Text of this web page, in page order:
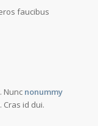
faucibus
Nunc nonummy
id dui.